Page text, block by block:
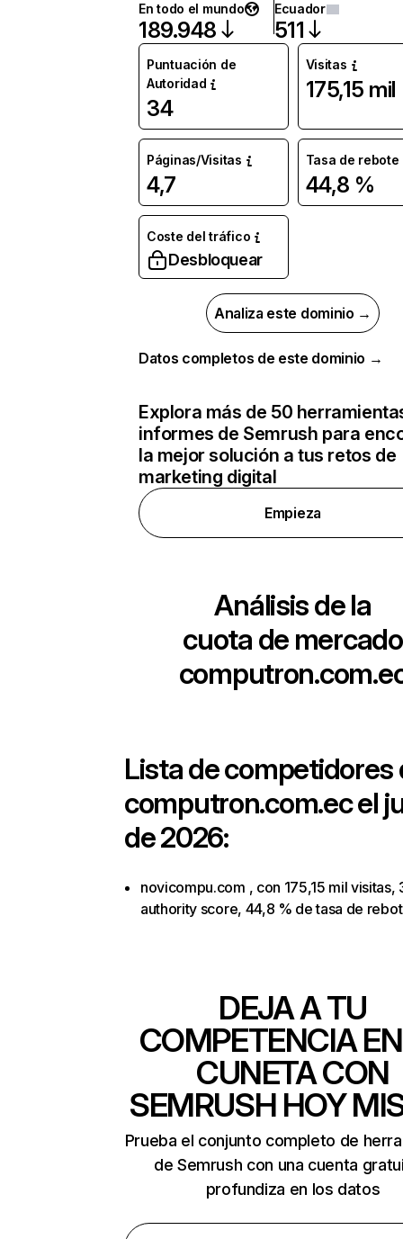
En todo el mundo
189.948
Ecuador
511
Puntuación de
Autoridad
34
Visitas
175,15 mil
Páginas/Visitas
4,7
Tasa de rebote
44,8 %
Coste del tráfico
Desbloquear
Analiza este dominio →
Datos completos de este dominio →
Explora más de 50
informes de Semrush para
la mejor solución a tus retos de
marketing digital
Empieza
Análisis de la
cuota de mercado
Lista de competidores
computron.com.ecel
de 2026:
novicompu.com , con 175,15 mil visitas,
authority score, 44,8 % de tasa de
DEJA A TU
COMPETENCIA
CUNETA CON
SEMRUSH HOY
Prueba el conjunto completo de
de Semrush con una cuenta
profundiza en los datos